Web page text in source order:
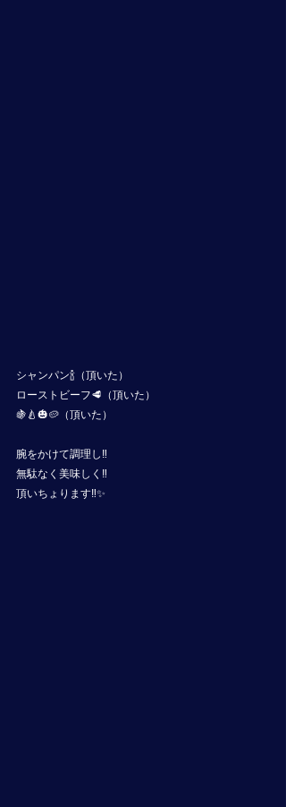
シャンパン🍾（頂いた）
ローストビーフ🥩（頂いた）
🍇🍐🎃🥔（頂いた）
腕をかけて調理し‼️
無駄なく美味しく‼️
頂いちょります‼️✨